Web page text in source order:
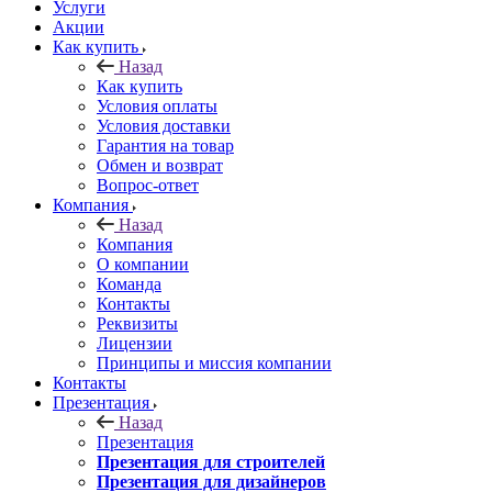
Услуги
Акции
Как купить
Назад
Как купить
Условия оплаты
Условия доставки
Гарантия на товар
Обмен и возврат
Вопрос-ответ
Компания
Назад
Компания
О компании
Команда
Контакты
Реквизиты
Лицензии
Принципы и миссия компании
Контакты
Презентация
Назад
Презентация
Презентация для строителей
Презентация для дизайнеров